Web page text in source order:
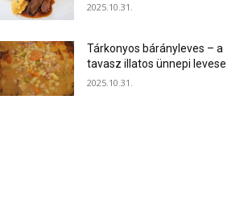
2025.10.31.
Tárkonyos bárányleves – a
tavasz illatos ünnepi levese
2025.10.31.